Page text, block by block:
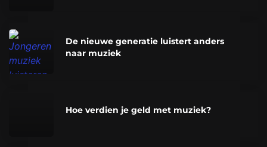
De nieuwe generatie luistert anders
naar muziek
Hoe verdien je geld met muziek?